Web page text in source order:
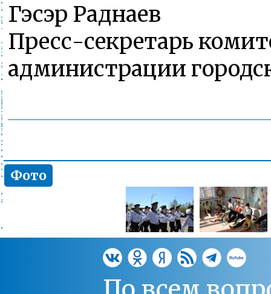
Гэсэр Раднаев
Пресс-секретарь
администрации
Фото